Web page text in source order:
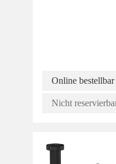
Online bestellbar
Nicht